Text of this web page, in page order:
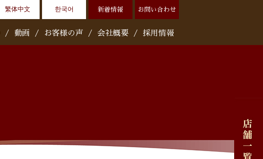
繁体中文 한국어 新着情報 お問い合わせ
/ 動画 / お客様の声 / 会社概要 / 採用情報